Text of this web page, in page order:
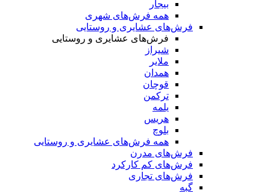
بیجار
همه فرش‌های شهری
فرش‌های عشایری و روستایی
فرش‌های عشایری و روستایی
شیراز
ملایر
همدان
قوچان
ترکمن
یلمه
هریس
بلوچ
همه فرش‌های عشایری و روستایی
فرش‌های مدرن
فرش‌های کم کارکرد
فرش‌های تجاری
گبه